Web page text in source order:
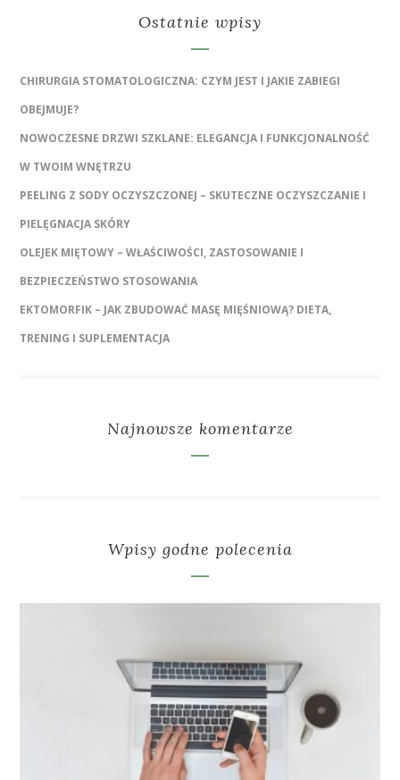
Ostatnie wpisy
CHIRURGIA STOMATOLOGICZNA: CZYM JEST I JAKIE ZABIEGI
OBEJMUJE?
NOWOCZESNE DRZWI SZKLANE: ELEGANCJA I FUNKCJONALNOŚĆ
W TWOIM WNĘTRZU
PEELING Z SODY OCZYSZCZONEJ – SKUTECZNE OCZYSZCZANIE I
PIELĘGNACJA SKÓRY
OLEJEK MIĘTOWY – WŁAŚCIWOŚCI, ZASTOSOWANIE I
BEZPIECZEŃSTWO STOSOWANIA
EKTOMORFIK – JAK ZBUDOWAĆ MASĘ MIĘŚNIOWĄ? DIETA,
TRENING I SUPLEMENTACJA
Najnowsze komentarze
Wpisy godne polecenia